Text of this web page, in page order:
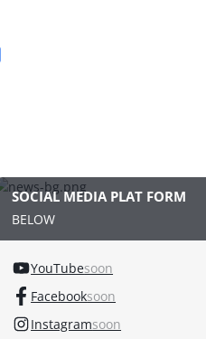
SOCIAL MEDIA PLAT FORM
BELOW
YouTubesoon
Facebooksoon
Instagramsoon